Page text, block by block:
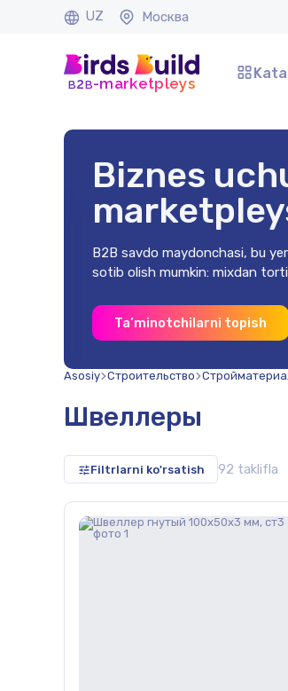
UZ Москва
b2b-marketpleys
Biznes
B2B savdo maydonchasi, bu
sotib olish mumkin: mixdan
Ta’minotchilarni topish
Asosiy Строительство
Швеллеры
Filtrlarni ko'rsatish 92 taklifla